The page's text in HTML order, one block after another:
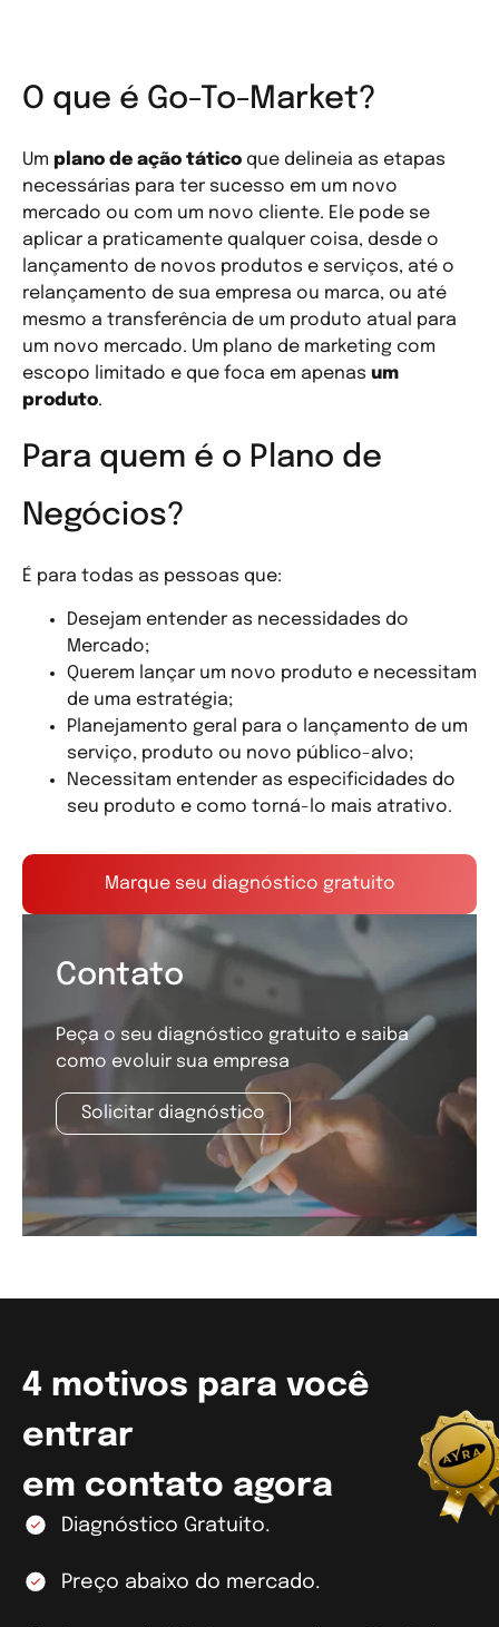
O que é Go-To-Market?
Um plano de ação tático que delineia as etapas
necessárias para ter sucesso em um novo
mercado ou com um novo cliente. Ele pode se
aplicar a praticamente qualquer coisa, desde o
lançamento de novos produtos e serviços, até o
relançamento de sua empresa ou marca, ou até
mesmo a transferência de um produto atual para
um novo mercado. Um plano de marketing com
escopo limitado e que foca em apenas um
produto.
Para quem é o Plano de
Negócios?
É para todas as pessoas que:
Desejam entender as necessidades do
Mercado;
Querem lançar um novo produto e necessitam
de uma estratégia;
Planejamento geral para o lançamento de um
serviço, produto ou novo público-alvo;
Necessitam entender as especificidades do
seu produto e como torná-lo mais atrativo.
Marque seu diagnóstico gratuito
Contato
Peça o seu diagnóstico gratuito e saiba
como evoluir sua empresa
Solicitar diagnóstico
4 motivos para você
entrar
em contato agora
Diagnóstico Gratuito.
Preço abaixo do mercado.